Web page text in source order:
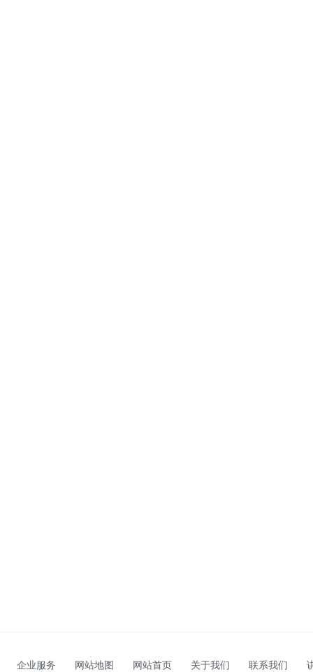
企业服务 网站地图 网站首页 关于我们 联系我们